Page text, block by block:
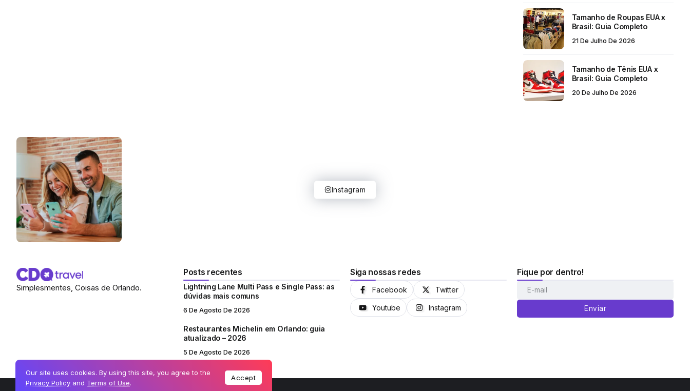
Tamanho de Roupas EUA x
Brasil: Guia Completo
21 De Julho De 2026
Tamanho de Tênis EUA x
Brasil: Guia Completo
20 De Julho De 2026
Instagram
Simplesmentes, Coisas de Orlando.
Posts recentes
Lightning Lane Multi Pass e Single Pass: as
dúvidas mais comuns
6 De Agosto De 2026
Restaurantes Michelin em Orlando: guia
atualizado – 2026
5 De Agosto De 2026
Siga nossas redes
Facebook Twitter
Youtube Instagram
Fique por dentro!
Enviar
Our site uses cookies. By using this site, you agree to the
Privacy Policy and Terms of Use.
Accept